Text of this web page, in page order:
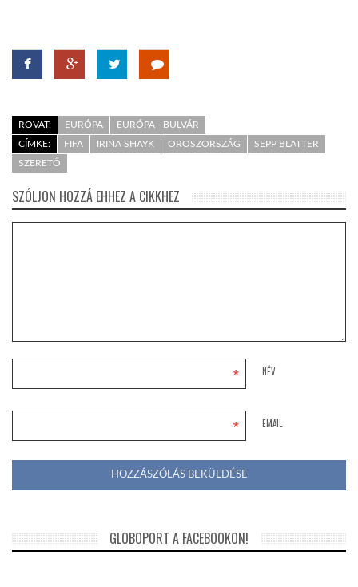
ROVAT: EURÓPA
EURÓPA - BULVÁR
CÍMKE:
FIFA IRINA SHAYK OROSZORSZÁG
SEPP BLATTER
SZERETŐ
SZÓLJON HOZZÁ EHHEZ A CIKKHEZ
NÉV
*
EMAIL
*
GLOBOPORT A FACEBOOKON!